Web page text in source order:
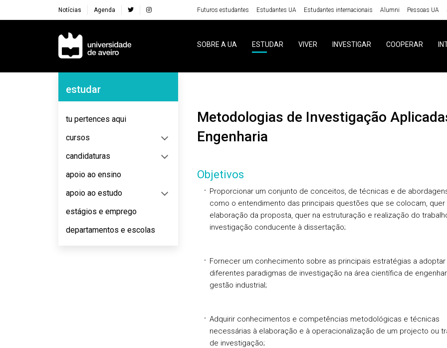
Notícias Agenda Futuros estudantes Estudantes UA Estudantes internacionais Alumni Pessoas UA
Navegação Principal
SOBRE A UA ESTUDAR VIVER INVESTIGAR COOPERAR
Navegação Lateral
estudar
tu pertences aqui
cursos
candidaturas
apoio ao ensino
apoio ao estudo
estágios e emprego
departamentos e escolas
Metodologias de Investigação Aplicadas à
Engenharia
Objetivos
Proporcionar um conjunto de conceitos, de técnicas e de
como o entendimento das principais questões que se colocam, quer
elaboração da proposta, quer na estruturação e realização do
investigação conducente à dissertação;
Fornecer um conhecimento sobre as principais estratégias a adoptar
diferentes paradigmas de investigação na área científica de
gestão industrial;
Adquirir conhecimentos e competências metodológicas e técnicas
necessárias à elaboração e à operacionalização de um projecto ou
de investigação;